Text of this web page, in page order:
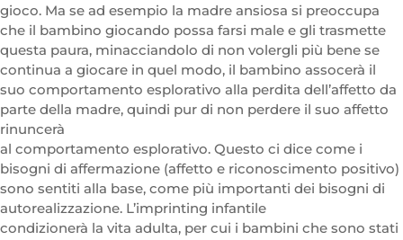
gioco. Ma se ad esempio la madre ansiosa si preoccupa
che il bambino giocando possa farsi male e gli trasmette
questa paura, minacciandolo di non volergli più bene se
continua a giocare in quel modo, il bambino assocerà il
suo comportamento esplorativo alla perdita dell’affetto da
parte della madre, quindi pur di non perdere il suo affetto
rinuncerà
al comportamento esplorativo. Questo ci dice come i
bisogni di affermazione (affetto e riconoscimento positivo)
sono sentiti alla base, come più importanti dei bisogni di
autorealizzazione. L’imprinting infantile
condizionerà la vita adulta, per cui i bambini che sono stati